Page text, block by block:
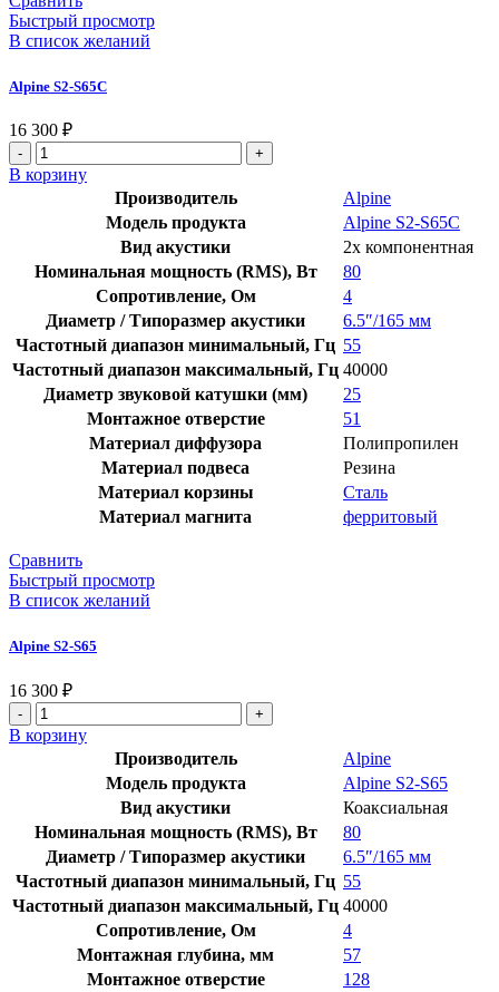
Быстрый просмотр
В список желаний
Alpine S2-S65C
16 300 ₽
Количество
товара
Alpine
В корзину
Производитель
Alpine
Модель продукта
Alpine S2-S65C
Вид акустики
2х компонентная
Номинальная мощность (RMS), Вт
80
Сопротивление, Ом
4
Диаметр / Типоразмер акустики
6.5″/165 мм
Частотный диапазон минимальный, Гц 55
Частотный диапазон максимальный, Гц 40000
Диаметр звуковой катушки (мм)
25
Монтажное отверстие
51
Материал диффузора
Полипропилен
Материал подвеса
Резина
Материал корзины
Сталь
Материал магнита
ферритовый
Сравнить
Быстрый просмотр
В список желаний
Alpine S2-S65
16 300 ₽
Количество
товара
Alpine
В корзину
Производитель
Alpine
Модель продукта
Alpine S2-S65
Вид акустики
Коаксиальная
Номинальная мощность (RMS), Вт
80
Диаметр / Типоразмер акустики
6.5″/165 мм
Частотный диапазон минимальный, Гц 55
Частотный диапазон максимальный, Гц 40000
Сопротивление, Ом
4
Монтажная глубина, мм
57
Монтажное отверстие
128